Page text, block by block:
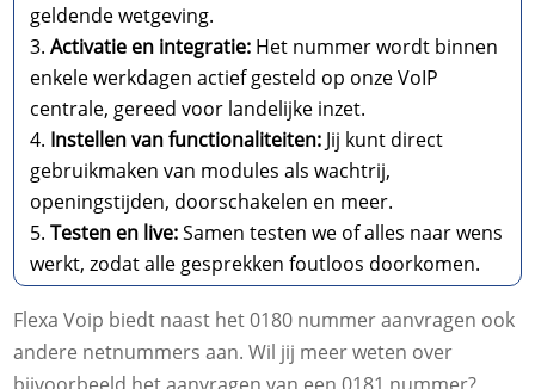
geldende wetgeving.
Activatie en integratie: Het nummer wordt binnen
enkele werkdagen actief gesteld op onze VoIP
centrale, gereed voor landelijke inzet.
Instellen van functionaliteiten: Jij kunt direct
gebruikmaken van modules als wachtrij,
openingstijden, doorschakelen en meer.
Testen en live:Samen testen we of alles naar wens
werkt, zodat alle gesprekken foutloos doorkomen.
Flexa Voip biedt naast het 0180 nummer aanvragen ook
andere netnummers aan. Wil jij meer weten over